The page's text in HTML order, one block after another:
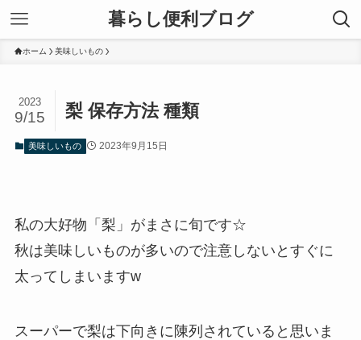
暮らし便利ブログ
ホーム 美味しいもの
梨 保存方法 種類
2023
9/15
美味しいもの 2023年9月15日
私の大好物「梨」がまさに旬です☆
秋は美味しいものが多いので注意しないとすぐに
太ってしまいますw
スーパーで梨は下向きに陳列されていると思いま